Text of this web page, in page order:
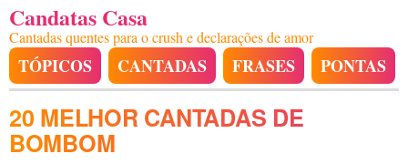
Candatas Casa
Cantadas quentes para o crush e declarações de amor
TÓPICOS CANTADAS FRASES PONTAS
20 MELHOR CANTADAS DE
BOMBOM